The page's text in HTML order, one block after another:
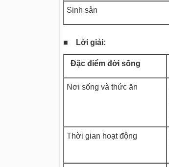
Sinh sản
■ Lời giải:
Đặc điểm đời sống
Nơi sống và thức ăn
Thời gian hoạt động